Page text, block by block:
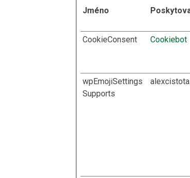
Jméno
CookieConsent Cookiebot
wpEmojiSettings
Supports